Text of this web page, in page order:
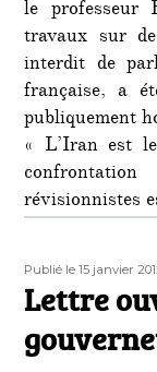
le professeur
travaux sur
interdit de
française, a
publiquement
« L’Iran est
révisionnistes
Publié
le
Publié le 15 janvier
Lettre